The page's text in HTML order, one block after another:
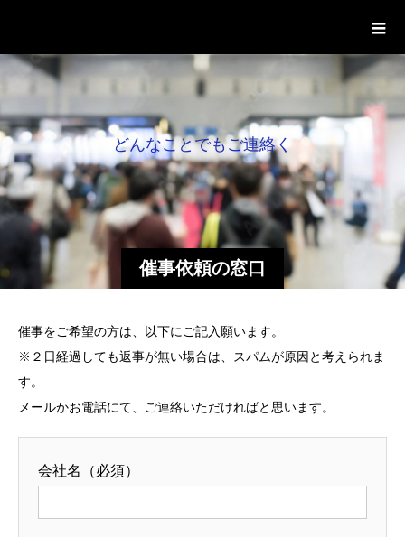
催事依頼の窓口
どんなことでもご連絡くだ
催事をご希望の方は、以下にご記入願います。
※２日経過しても返事が無い場合は、スパムが原因と考えられま
す。
メールかお電話にて、ご連絡いただければと思います。
会社名（必須）